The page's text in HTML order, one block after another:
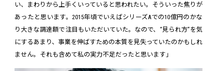
い、まわりから上手くいっていると思われたい。そういった焦りが
あったと思います。2015年頃でいえばシリーズAでの10億円のかな
り大きな調達額で注目もいただいていた。なので、“見られ方”を気
にするあまり、事業を伸ばすための本質を見失っていたのかもしれ
ません。それも含めて私の実力不足だったと思います」